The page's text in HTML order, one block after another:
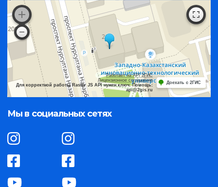
Работает на API 2ГИС
Лицензионное соглашение
Для корректной работы Raster JS API нужен ключ. Помощь:
api@2gis.ru
Доехать с 2ГИС
Мы в социальных сетях